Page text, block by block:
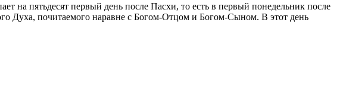
на пятьдесят первый день после Пасхи, то есть в первый понедельник после
Духа, почитаемого наравне с Богом-Отцом и Богом-Сыном. В этот день